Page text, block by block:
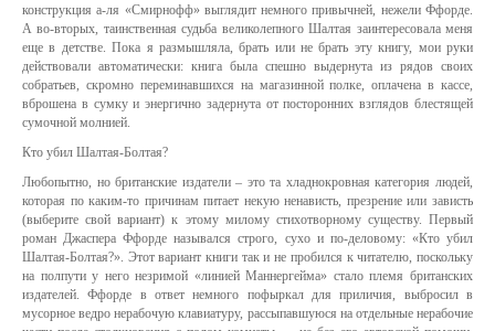
конструкция а-ля «Смирнофф» выглядит немного привычней, нежели Ффорде.
А во-вторых, таинственная судьба великолепного Шалтая заинтересовала меня
еще в детстве. Пока я размышляла, брать или не брать эту книгу, мои руки
действовали автоматически: книга была спешно выдернута из рядов своих
собратьев, скромно переминавшихся на магазинной полке, оплачена в кассе,
вброшена в сумку и энергично задернута от посторонних взглядов блестящей
сумочной молнией.
Кто убил Шалтая-Болтая?
Любопытно, но британские издатели – это та хладнокровная категория людей,
которая по каким-то причинам питает некую ненависть, презрение или зависть
(выберите свой вариант) к этому милому стихотворному существу. Первый
роман Джаспера Ффорде назывался строго, сухо и по-деловому: «Кто убил
Шалтая-Болтая?». Этот вариант книги так и не пробился к читателю, поскольку
на полпути у него незримой «линией Маннергейма» стало племя британских
издателей. Ффорде в ответ немного пофыркал для приличия, выбросил в
мусорное ведро нерабочую клавиатуру, рассыпавшуюся на отдельные нерабочие